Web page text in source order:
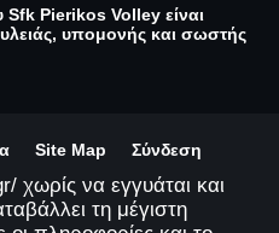
Sfk Pierikos Volley είναι
υπομονής και σωστής
Site Map Σύνδεση
χωρίς να εγγυάται και
τη μέγιστη